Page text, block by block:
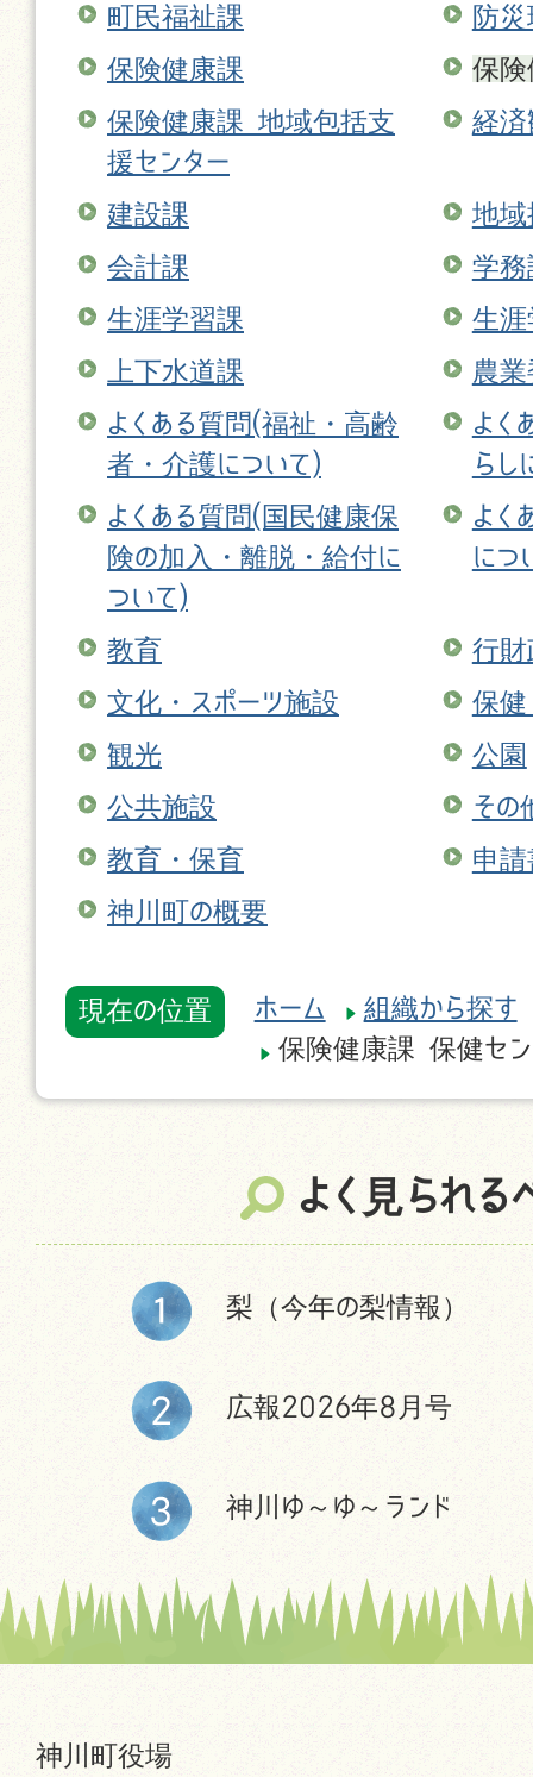
町民福祉課
防
保険健康課
保険
保険健康課 地域包括支
援センター
経済
建設課
地域
会計課
学務
生涯学習課
生
上下水道課
農
よくある質問(福祉・高齢
者・介護について)
よく
らし
よくある質問(国民健康保
険の加入・離脱・給付に
ついて)
よく
につ
教育
行財
文化・スポーツ施設
保健
観光
公園
公共施設
その
教育・保育
申請
神川町の概要
現在の位置 ホーム
組織から探す
保険健康課 保健セン
よく見られる
梨（今年の梨情報）
広報2026年8月号
神川ゆ～ゆ～ランド
神川町役場